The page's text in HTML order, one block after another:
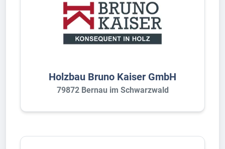
Holzbau Bruno Kaiser GmbH
79872 Bernau im Schwarzwald